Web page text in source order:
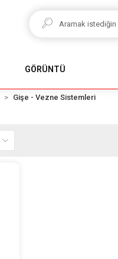
GÖRÜNTÜ
Gişe - Vezne Sistemleri